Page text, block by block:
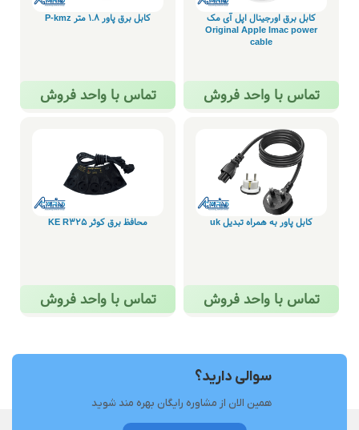
کابل برق اورجینال اپل آی مک
Original Apple Imac power
cable
تماس با واحد فروش
کابل برق پاور 1.8 متر P-kmz
تماس با واحد فروش
کابل پاور به همراه تبدیل uk
تماس با واحد فروش
محافظ برق کوثر KE R325
تماس با واحد فروش
سوالی دارید؟
همین الان از مشاوره رایگان بهره مند شوید